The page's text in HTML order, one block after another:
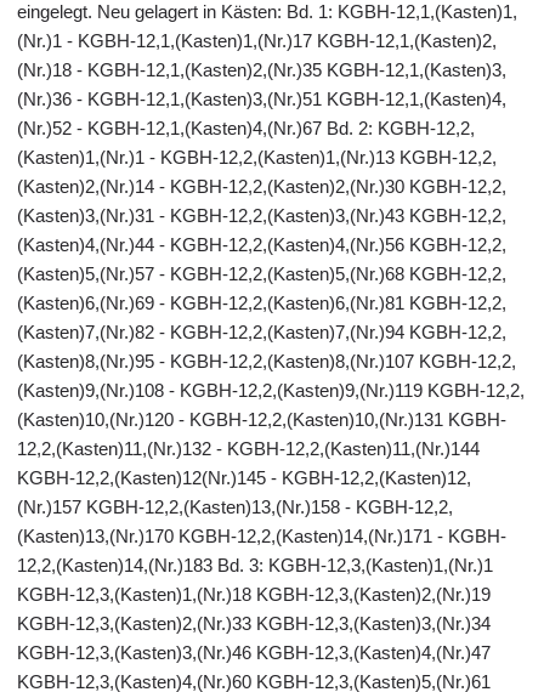
eingelegt. Neu gelagert in Kästen: Bd. 1: KGBH-12,1,(Kasten)1,
(Nr.)1 - KGBH-12,1,(Kasten)1,(Nr.)17 KGBH-12,1,(Kasten)2,
(Nr.)18 - KGBH-12,1,(Kasten)2,(Nr.)35 KGBH-12,1,(Kasten)3,
(Nr.)36 - KGBH-12,1,(Kasten)3,(Nr.)51 KGBH-12,1,(Kasten)4,
(Nr.)52 - KGBH-12,1,(Kasten)4,(Nr.)67 Bd. 2: KGBH-12,2,
(Kasten)1,(Nr.)1 - KGBH-12,2,(Kasten)1,(Nr.)13 KGBH-12,2,
(Kasten)2,(Nr.)14 - KGBH-12,2,(Kasten)2,(Nr.)30 KGBH-12,2,
(Kasten)3,(Nr.)31 - KGBH-12,2,(Kasten)3,(Nr.)43 KGBH-12,2,
(Kasten)4,(Nr.)44 - KGBH-12,2,(Kasten)4,(Nr.)56 KGBH-12,2,
(Kasten)5,(Nr.)57 - KGBH-12,2,(Kasten)5,(Nr.)68 KGBH-12,2,
(Kasten)6,(Nr.)69 - KGBH-12,2,(Kasten)6,(Nr.)81 KGBH-12,2,
(Kasten)7,(Nr.)82 - KGBH-12,2,(Kasten)7,(Nr.)94 KGBH-12,2,
(Kasten)8,(Nr.)95 - KGBH-12,2,(Kasten)8,(Nr.)107 KGBH-12,2,
(Kasten)9,(Nr.)108 - KGBH-12,2,(Kasten)9,(Nr.)119 KGBH-12,2,
(Kasten)10,(Nr.)120 - KGBH-12,2,(Kasten)10,(Nr.)131 KGBH-
12,2,(Kasten)11,(Nr.)132 - KGBH-12,2,(Kasten)11,(Nr.)144
KGBH-12,2,(Kasten)12(Nr.)145 - KGBH-12,2,(Kasten)12,
(Nr.)157 KGBH-12,2,(Kasten)13,(Nr.)158 - KGBH-12,2,
(Kasten)13,(Nr.)170 KGBH-12,2,(Kasten)14,(Nr.)171 - KGBH-
12,2,(Kasten)14,(Nr.)183 Bd. 3: KGBH-12,3,(Kasten)1,(Nr.)1
KGBH-12,3,(Kasten)1,(Nr.)18 KGBH-12,3,(Kasten)2,(Nr.)19
KGBH-12,3,(Kasten)2,(Nr.)33 KGBH-12,3,(Kasten)3,(Nr.)34
KGBH-12,3,(Kasten)3,(Nr.)46 KGBH-12,3,(Kasten)4,(Nr.)47
KGBH-12,3,(Kasten)4,(Nr.)60 KGBH-12,3,(Kasten)5,(Nr.)61